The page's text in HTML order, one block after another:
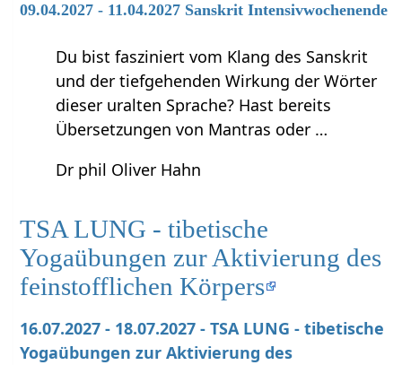
09.04.2027 - 11.04.2027 Sanskrit Intensivwochenende
Du bist fasziniert vom Klang des Sanskrit
und der tiefgehenden Wirkung der Wörter
dieser uralten Sprache? Hast bereits
Übersetzungen von Mantras oder …
Dr phil Oliver Hahn
TSA LUNG - tibetische
Yogaübungen zur Aktivierung des
feinstofflichen Körpers
16.07.2027 - 18.07.2027 - TSA LUNG - tibetische
Yogaübungen zur Aktivierung des